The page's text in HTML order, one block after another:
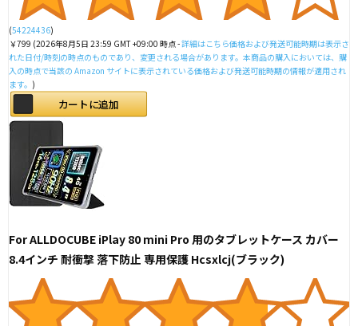
(54224436)
￥799 (2026年8月5日 23:59 GMT +09:00 時点 -詳細はこちら価格および発送可能時期は表示さ
れた日付/時刻の時点のものであり、変更される場合があります。本商品の購入においては、購
入の時点で当該の Amazon サイトに表示されている価格および発送可能時期の情報が適用され
ます。 )
カートに追加
For ALLDOCUBE iPlay 80 mini Pro 用のタブレットケース カバー
8.4インチ 耐衝撃 落下防止 専用保護 Hcsxlcj(ブラック)